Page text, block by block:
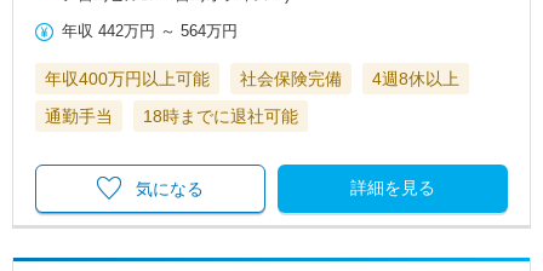
年収 442万円 ～564万円
年収400万円以上可能 社会保険完備
4週8休以上
通勤手当
18時までに退社可能
詳細を見る
気になる